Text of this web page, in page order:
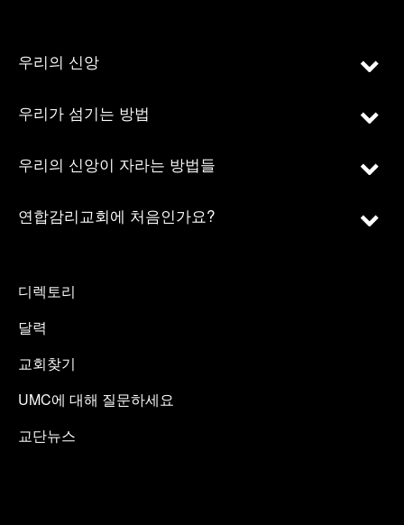
우리의 신앙
우리가 섬기는 방법
우리의 신앙이 자라는 방법들
연합감리교회에 처음인가요?
디렉토리
달력
교회찾기
UMC에 대해 질문하세요
교단뉴스